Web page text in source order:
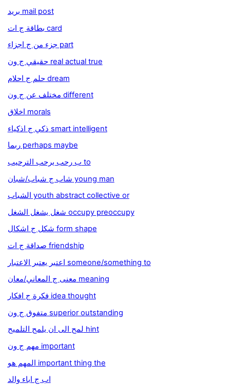
بريد mail post
بطاقة ج ات card
جزء من ج اجزاء part
حقيقي ج ون real actual true
حلم ج احلام dream
مختلف عن ج ون different
اخلاق morals
ذكي ج اذكياء smart intelligent
ربما perhaps maybe
ب رحب يرحب الترحيب to
شاب ج شباب/شبان young man
الشباب youth abstract collective or
شغل يشغل الشغل occupy preoccupy
شكل ج اشكال form shape
صداقة ج ات friendship
اعتبر يعتبر الاعتبار someone/something to
معنى ج المعاني/معان meaning
فكرة ج افكار idea thought
متفوق ج ون superior outstanding
لمح الى ان يلمح التلميح hint
مهم ج ون important
المهم هو important thing the
اب ج اباء والد